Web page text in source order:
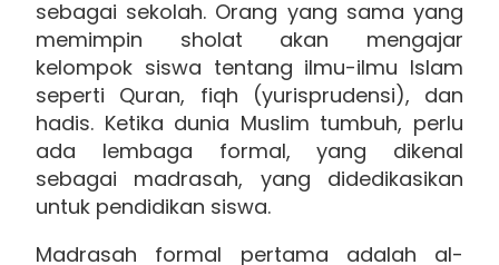
sebagai sekolah. Orang yang sama yang
memimpin sholat akan mengajar
kelompok siswa tentang ilmu-ilmu Islam
seperti Quran, fiqh (yurisprudensi), dan
hadis. Ketika dunia Muslim tumbuh, perlu
ada lembaga formal, yang dikenal
sebagai madrasah, yang didedikasikan
untuk pendidikan siswa.
Madrasah formal pertama adalah al-